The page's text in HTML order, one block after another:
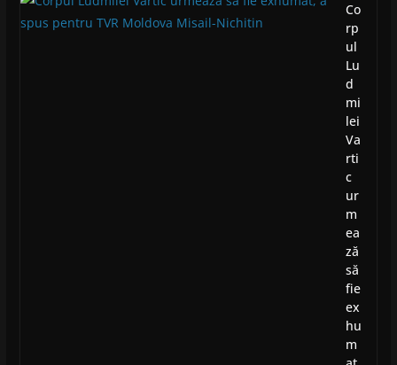
Co
rp
ul
Lu
d
mi
lei
Va
rti
c
ur
m
ea
ză
să
fie
ex
hu
m